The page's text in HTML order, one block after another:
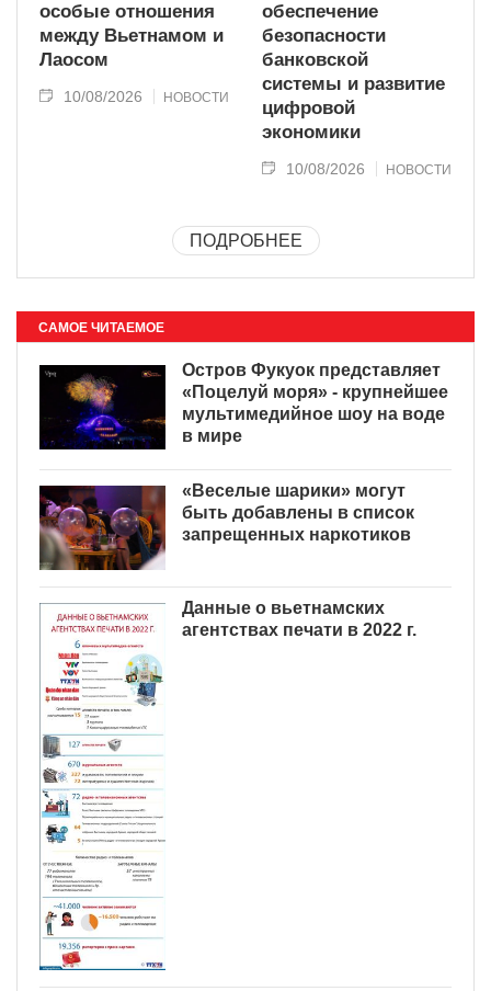
особые отношения
между Вьетнамом и
Лаосом
10/08/2026 НОВОСТИ
обеспечение
безопасности
банковской
системы и развитие
цифровой
экономики
10/08/2026 НОВОСТИ
ПОДРОБНЕЕ
САМОЕ ЧИТАЕМОЕ
Остров Фукуок представляет
«Поцелуй моря» - крупнейшее
мультимедийное шоу на воде
в мире
«Веселые шарики» могут
быть добавлены в список
запрещенных наркотиков
Данные о вьетнамских
агентствах печати в 2022 г.